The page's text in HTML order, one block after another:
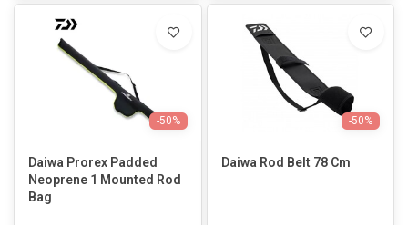
-50%
Daiwa Prorex Padded
Neoprene 1 Mounted Rod
Bag
-50%
Daiwa Rod Belt 78 Cm